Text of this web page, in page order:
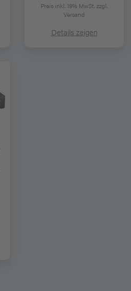
Preis inkl. 19% MwSt.zzgl.
Versand
Details zeigen